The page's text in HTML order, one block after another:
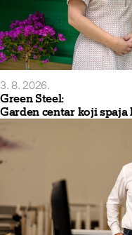
3. 8. 2026.
Green Steel:
Garden centar koji